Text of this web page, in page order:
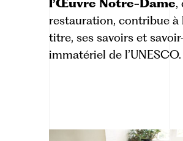
l’Œuvre Notre-Dame,
restauration, contribue à
titre, ses savoirs et
immatériel de l’UNESCO.